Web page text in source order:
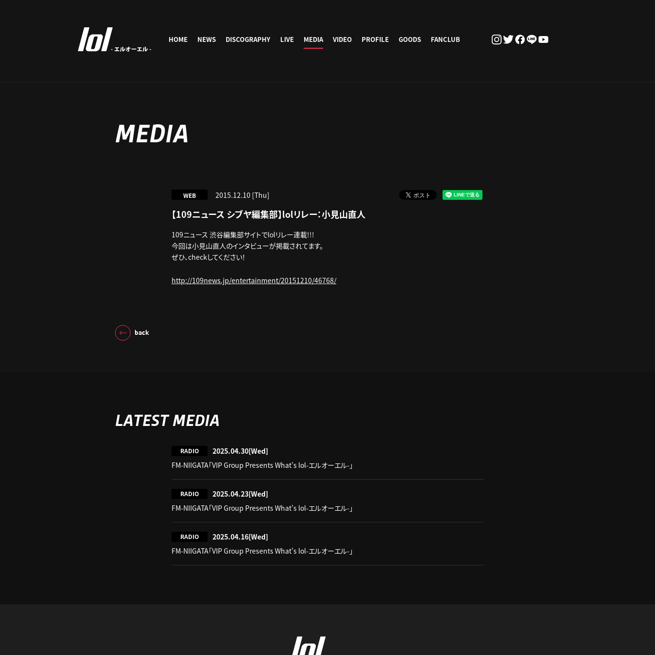
HOME NEWS DISCOGRAPHY LIVE MEDIA VIDEO PROFILE GOODS FANCLUB
MEDIA
2015.12.10 [Thu]
WEB
【109ニュース シブヤ編集部】lolリレー：小見山直人
109ニュース 渋谷編集部サイトでlolリレー連載!!!
今回は小見山直人のインタビューが掲載されてます。
ぜひ、checkしてください！
http://109news.jp/entertainment/20151210/46768/
back
LATEST MEDIA
RADIO 2025.04.30[Wed]
FM-NIIGATA「VIP Group Presents What’s lol-エルオーエル-」
RADIO 2025.04.23[Wed]
FM-NIIGATA「VIP Group Presents What’s lol-エルオーエル-」
RADIO 2025.04.16[Wed]
FM-NIIGATA「VIP Group Presents What’s lol-エルオーエル-」